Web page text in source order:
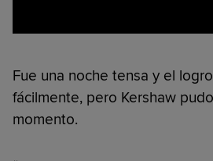
Fue una noche tensa y el
fácilmente, pero Kershaw
momento.